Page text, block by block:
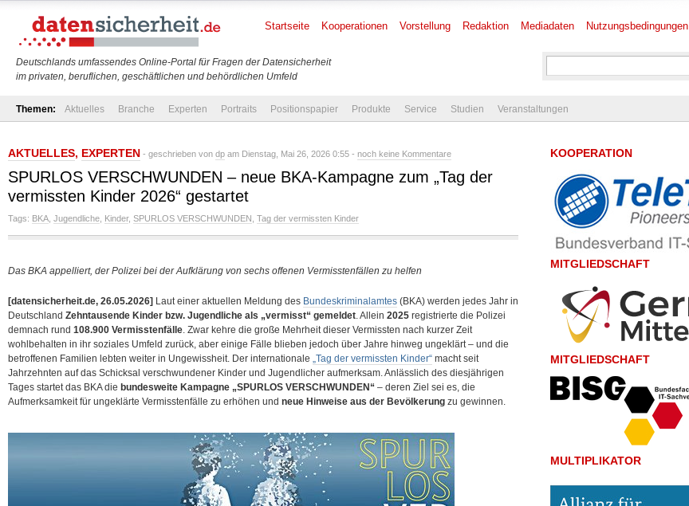
Deutschlands umfassendes Online-Portal für Fragen der Datensicherheit
im privaten, beruflichen, geschäftlichen und behördlichen Umfeld
Startseite Kooperationen Vorstellung Redaktion Mediadaten Nutzungsbedingungen
Themen: Aktuelles Branche Experten Portraits Positionspapier Produkte Service Studien Veranstaltungen
AKTUELLES, EXPERTEN - geschrieben von dp am Dienstag, Mai 26, 2026 0:55 - noch keine Kommentare
SPURLOS VERSCHWUNDEN – neue BKA-Kampagne zum „Tag der
vermissten Kinder 2026“ gestartet
Tags: BKA Jugendliche Kinder, SPURLOS VERSCHWUNDEN Tag der vermissten Kinder
Das BKA appelliert, der Polizei bei der Aufklärung von sechs offenen Vermisstenfällen zu helfen
[datensicherheit.de, 26.05.2026] Laut einer aktuellen Meldung des Bundeskriminalamtes (BKA) werden jedes Jahr in
Deutschland Zehntausende Kinder bzw. Jugendliche als „vermisst“ gemeldet. Allein 2025 registrierte die Polizei
demnach rund 108.900 Vermisstenfälle. Zwar kehre die große Mehrheit dieser Vermissten nach kurzer Zeit
wohlbehalten in ihr soziales Umfeld zurück, aber einige Fälle blieben jedoch über Jahre hinweg ungeklärt – und die
betroffenen Familien lebten weiter in Ungewissheit. Der internationale „Tag der vermissten Kinder“ macht seit
Jahrzehnten auf das Schicksal verschwundener Kinder und Jugendlicher aufmerksam. Anlässlich des diesjährigen
Tages startet das BKA die bundesweite Kampagne „SPURLOS VERSCHWUNDEN“ – deren Ziel sei es, die
Aufmerksamkeit für ungeklärte Vermisstenfälle zu erhöhen und neue Hinweise aus der Bevölkerung zu gewinnen.
KOOPERATION
MITGLIEDSCHAFT
MITGLIEDSCHAFT
MULTIPLIKATOR